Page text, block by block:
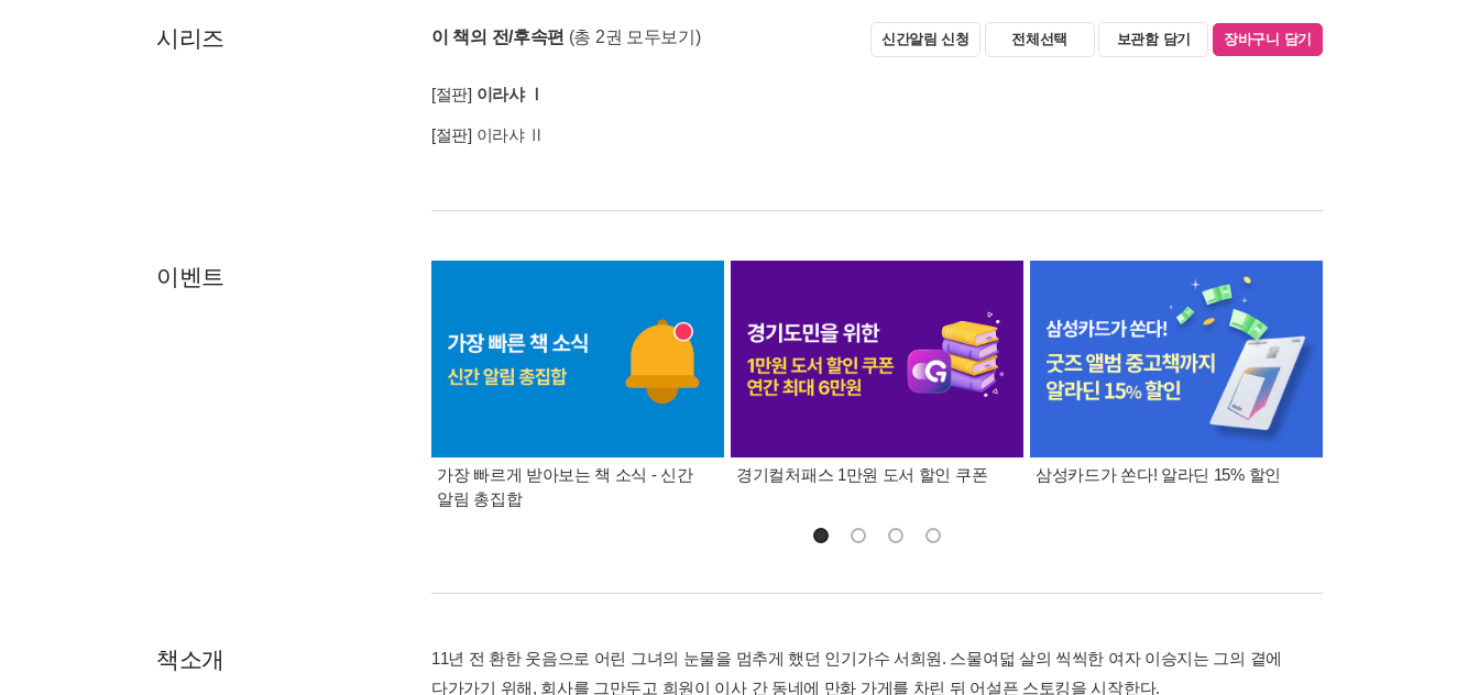
시리즈 이 책의 전/후속편 (총 2권 모두보기) 신간알림 신청 전체선택 보관함 담기 장바구니 담기
[절판] 이라샤 Ⅰ
[절판] 이라샤 Ⅱ
이벤트
가장 빠르게 받아보는 책 소식 - 신간
알림 총집합
경기컬처패스 1만원 도서 할인 쿠폰 삼성카드가 쏜다! 알라딘 15% 할인
책소개
11년 전 환한 웃음으로 어린 그녀의 눈물을 멈추게 했던 인기가수 서희원. 스물여덟 살의 씩씩한 여자 이승지는 그의 곁에
다가가기 위해, 회사를 그만두고 희원이 이사 간 동네에 만화 가게를 차린 뒤 어설픈 스토킹을 시작한다.